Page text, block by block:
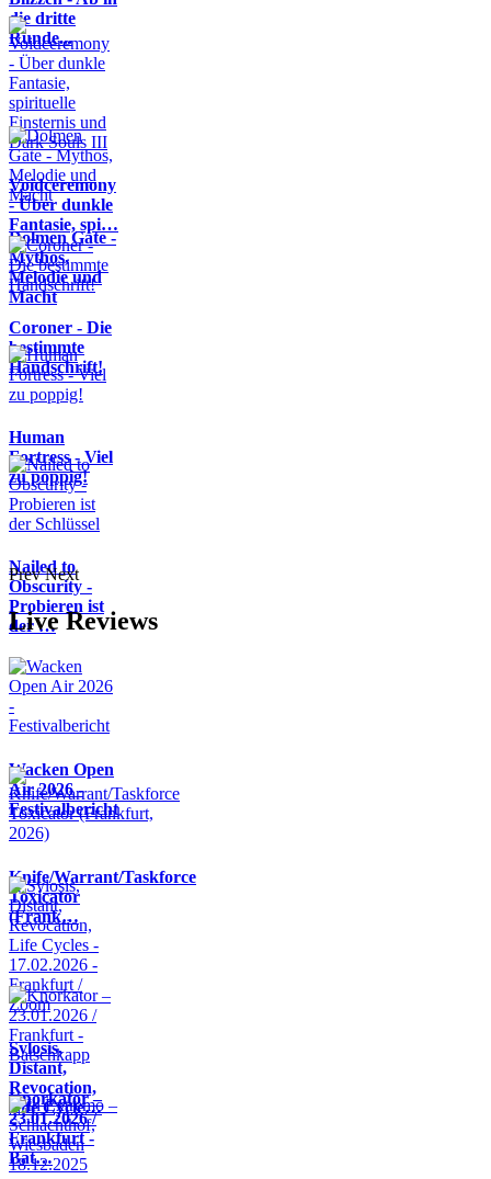
die dritte
Runde...
Voidceremony
- Über dunkle
Fantasie, spi…
Dolmen Gate -
Mythos,
Melodie und
Macht
Coroner - Die
bestimmte
Handschrift!
Human
Fortress - Viel
zu poppig!
Nailed to
Obscurity -
Probieren ist
der …
Prev Next
Live Reviews
Wacken Open
Air 2026 -
Festivalbericht
Knife/Warrant/Taskforce
Toxicator
(Frank…
Sylosis,
Distant,
Revocation,
Life Cycle…
Knorkator –
23.01.2026 /
Frankfurt -
Bat…